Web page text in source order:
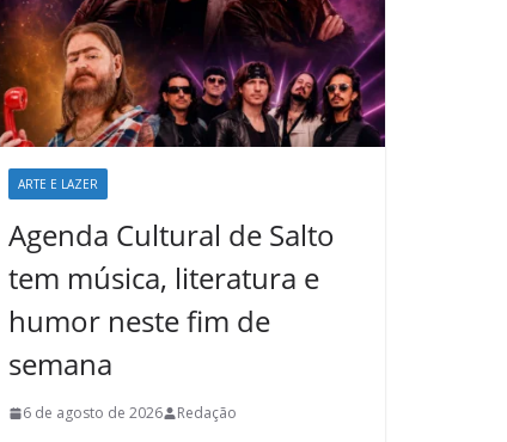
ARTE E LAZER
Agenda Cultural de Salto
tem música, literatura e
humor neste fim de
semana
6 de agosto de 2026 Redação